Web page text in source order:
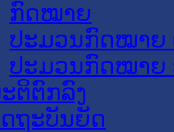
ກົດໝາຍ
ປະມວນກົດໝາຍ
ປະມວນກົດໝາຍ
ຕິຕົກລົງ
ຖະບັນຍັດ